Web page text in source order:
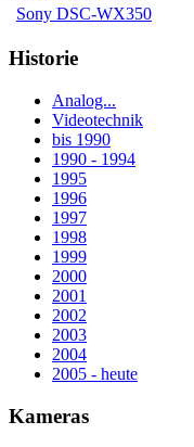
Sony DSC-WX350
Historie
Analog...
Videotechnik
bis 1990
1990 - 1994
1995
1996
1997
1998
1999
2000
2001
2002
2003
2004
2005 - heute
Kameras